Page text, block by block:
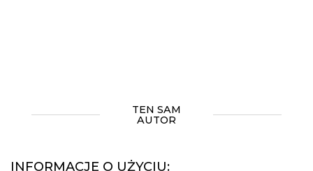
TEN SAM
AUTOR
INFORMACJE O UŻYCIU: